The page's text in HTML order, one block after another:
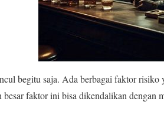
begitu saja. Ada berbagai faktor risiko
faktor ini bisa dikendalikan dengan